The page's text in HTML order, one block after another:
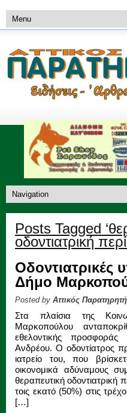
Posts Tagged
οδοντιατρική
Οδοντιατρικές
Δήμο
Posted by Αττικός
Στα πλαίσια της
Μαρκοπούλου
εθελοντικής
Ανδρέου. Ο οδοντίατρος
ιατρείο του, που
οικονομικά αδύναμους
θεραπευτική
τοις εκατό (50%) στις
[…]